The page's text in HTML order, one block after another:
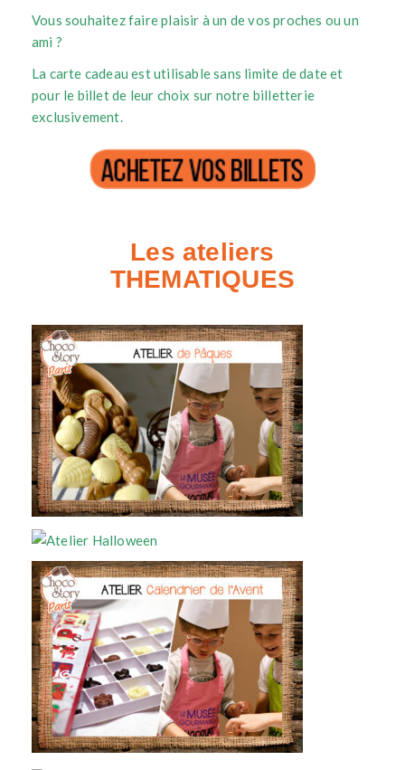
Vous souhaitez faire plaisir à un de vos proches ou un
ami ?
La carte cadeau est utilisable sans limite de date et
pour le billet de leur choix sur notre billetterie
exclusivement.
Les ateliers
THEMATIQUES